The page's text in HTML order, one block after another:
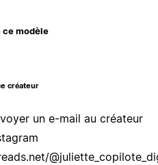
ce modèle
créateur
un e-mail au créateur